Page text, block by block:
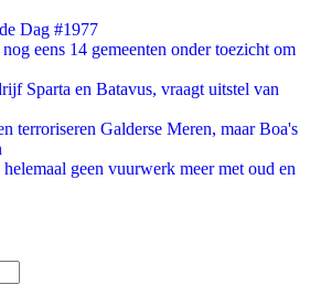
Dag #1977
eens 14 gemeenten onder toezicht om
Sparta en Batavus, vraagt uitstel van
terroriseren Galderse Meren, maar Boa's
geen vuurwerk meer met oud en